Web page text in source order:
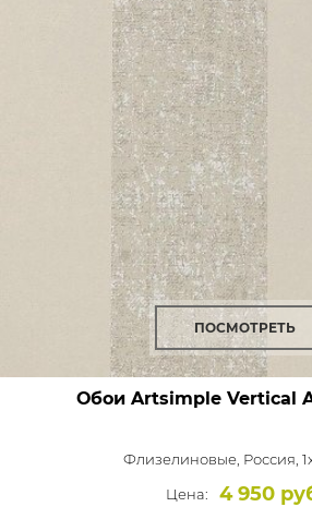
ПОСМОТРЕТЬ
Обои Artsimple Vertical
Флизелиновые, Россия,
Цена:
4 950